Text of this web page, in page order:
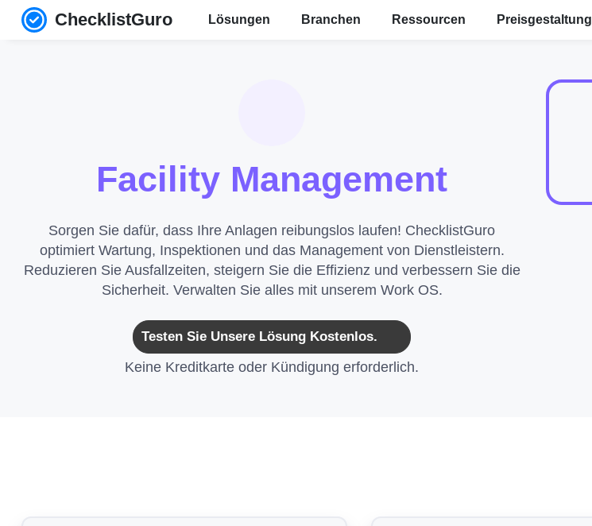
ChecklistGuro Lösungen Branchen Ressourcen Preisgestaltung
Facility Management
Sorgen Sie dafür, dass Ihre Anlagen reibungslos laufen! ChecklistGuro
optimiert Wartung, Inspektionen und das Management von Dienstleistern.
Reduzieren Sie Ausfallzeiten, steigern Sie die Effizienz und verbessern Sie die
Sicherheit. Verwalten Sie alles mit unserem Work OS.
Testen Sie Unsere Lösung Kostenlos.
Keine Kreditkarte oder Kündigung erforderlich.